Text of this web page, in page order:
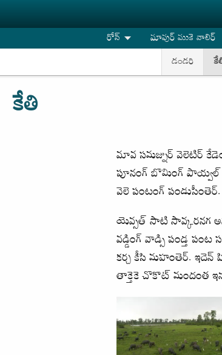
రోన్ మావుర్ ముకె వాలిర్
డండరి
కేతి
మావ సమజ్నుర్ వెలెటిర్
పూనంగ్ బొమింగ్ పాయ్వల్
వెలె పంటంగ్ పండుసీంతెర్.
యెవ్సత్ సాటి సావ్కరనగ
వడ్డింగ్ వాడ్సి పండ్త
కర్చ కీసి మహంతెర్. ఇదెన్
తాక్తెకె చొకొట్ మందంత